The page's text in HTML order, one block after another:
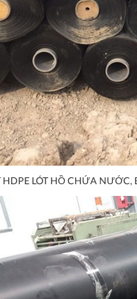
LÓT HỒ CHỨA NƯỚC,